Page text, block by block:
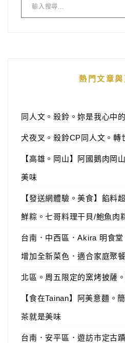
熱門文章與
同人文。殺鈴。妳是我心中
犬夜叉。殺鈴CP同人文。轉
【高雄。岡山】阿國鵝肉岡
美味
【發送網體驗。美食】餡料
鮮粽。七哥料理干貝/鮑魚肉
台南．中西區．Akira 明食堂
增加全新菜色．適合家庭聚
北區。周五限定的窯烤披薩
【食在Tainan】阿美意麵。
茶就是美味
台南．安平區．遊訪市定古